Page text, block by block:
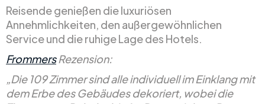
Reisende genießen die luxuriösen
Annehmlichkeiten, den außergewöhnlichen
Service und die ruhige Lage des Hotels.
FrommersRezension:
„Die 109 Zimmer sind alle individuell im Einklang mit
dem Erbe des Gebäudes dekoriert, wobei die